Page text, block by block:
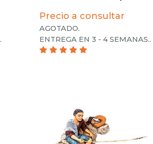
.
Precio a consultar
AGOTADO.
ENTREGA EN 3 - 4 SEMANAS..